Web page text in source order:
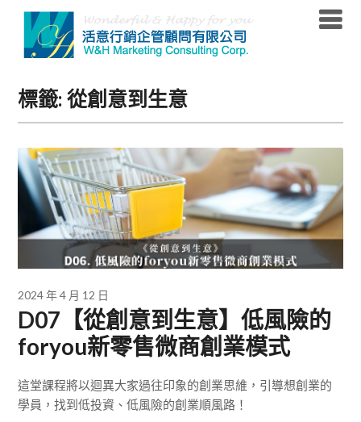
content
標籤:從創意到生意
2024 年 4 月 12 日
D07【從創意到生意】低風險的
foryou新零售微商創業模式
這堂課程將以迴異大家過往印象的創業思維，引導想創業的
學員，找到低投資、低風險的創業順風路！